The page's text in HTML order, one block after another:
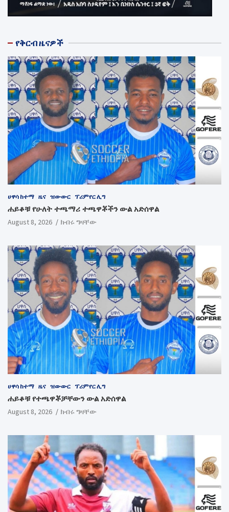
የቅርብ ዜናዎች
ሀዋሳ ከተማ ዜና ዝውውር ፕሪምየር ሊግ
ሐይቆቹ የሁለት ተጫማሪ ተጫዋቾችን ውል አድሰዋል
August 8, 2026 ክብሩ ግዛቸው
ሀዋሳ ከተማ ዜና ዝውውር ፕሪምየር ሊግ
ሐይቆቹ የተጫዋቾቻቸውን ውል አድሰዋል
August 8, 2026 ክብሩ ግዛቸው